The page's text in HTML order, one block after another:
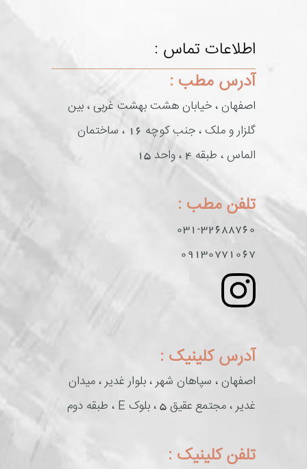
اطلاعات تماس :
آدرس مطب :
اصفهان ، خیابان هشت بهشت غربی ، بین
گلزار و ملک ، جنب کوچه 16 ، ساختمان
الماس ، طبقه 4 ، واحد 15
تلفن مطب :
031-32688760
09130771067
آدرس کلینیک :
اصفهان ، سپاهان شهر ، بلوار غدیر ، میدان
غدیر ، مجتمع عقیق 5 ، بلوک E ، طبقه دوم
تلفن کلینیک :